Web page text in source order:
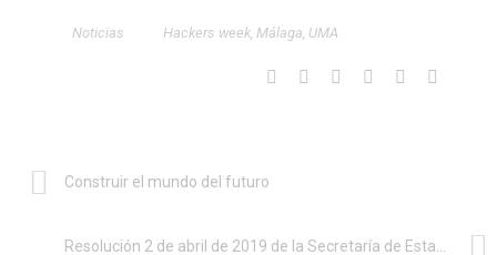
Noticias Hackers week, Málaga, UMA
Construir el mundo del futuro